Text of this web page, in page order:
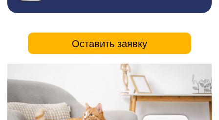
Оставить заявку